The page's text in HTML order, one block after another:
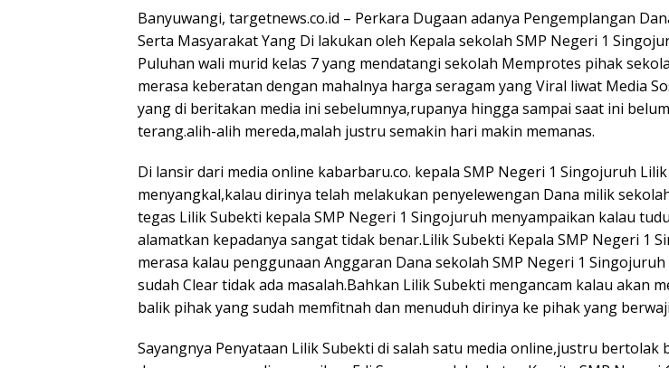
Banyuwangi, targetnews.co.id – Perkara Dugaan adanya Pengemplangan
Serta Masyarakat Yang Di lakukan oleh Kepala sekolah SMP Negeri 1
Puluhan wali murid kelas 7 yang mendatangi sekolah Memprotes pihak
merasa keberatan dengan mahalnya harga seragam yang Viral liwat Media
yang di beritakan media ini sebelumnya,rupanya hingga sampai saat ini
terang.alih-alih mereda,malah justru semakin hari makin memanas.
Di lansir dari media online kabarbaru.co. kepala SMP Negeri 1 Singojuruh
menyangkal,kalau dirinya telah melakukan penyelewengan Dana milik
tegas Lilik Subekti kepala SMP Negeri 1 Singojuruh menyampaikan kalau
alamatkan kepadanya sangat tidak benar.Lilik Subekti Kepala SMP Negeri 1
merasa kalau penggunaan Anggaran Dana sekolah SMP Negeri 1 Singojuruh
sudah Clear tidak ada masalah.Bahkan Lilik Subekti mengancam kalau akan
balik pihak yang sudah memfitnah dan menuduh dirinya ke pihak yang
Sayangnya Penyataan Lilik Subekti di salah satu media online,justru bertolak